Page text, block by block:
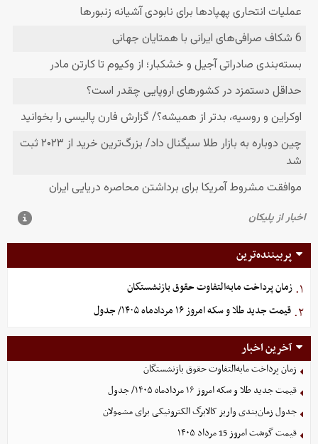
پربیننده‌ترین
۱. زمان پرداخت مابه‌التفاوت حقوق بازنشستگان
۲. قیمت جدید طلا و سکه امروز ۱۶ مردادماه ۱۴۰۵/ جدول
آخرین اخبار
زمان پرداخت مابه‌التفاوت حقوق بازنشستگان
قیمت جدید طلا و سکه امروز ۱۶ مردادماه ۱۴۰۵/ جدول
جدول زمان‌بندی واریز کالابرگ الکترونیکی برای مشمولان
قیمت گوشت امروز 15 مرداد ۱۴۰۵